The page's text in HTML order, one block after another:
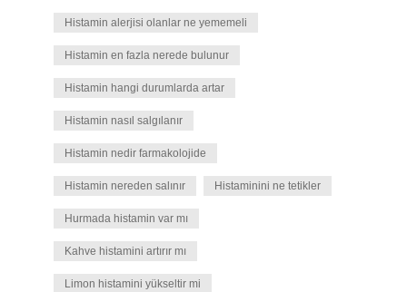
Histamin alerjisi olanlar ne yememeli
Histamin en fazla nerede bulunur
Histamin hangi durumlarda artar
Histamin nasıl salgılanır
Histamin nedir farmakolojide
Histamin nereden salınır Histaminini ne tetikler
Hurmada histamin var mı
Kahve histamini artırır mı
Limon histamini yükseltir mi